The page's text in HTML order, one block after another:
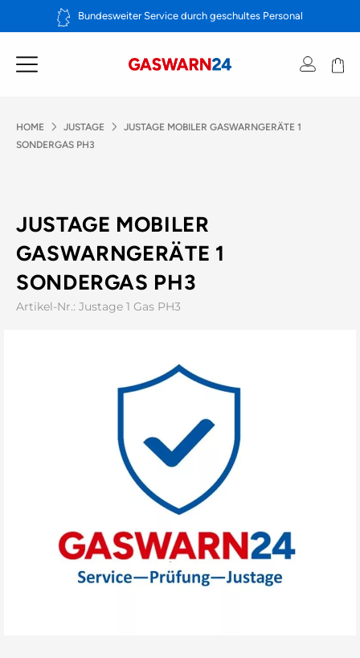
Inhalt
Bundesweiter Service durch geschultes Personal
HOME JUSTAGE
JUSTAGE MOBILER GASWARNGERÄTE 1
SONDERGAS PH3
JUSTAGE MOBILER
GASWARNGERÄTE 1
SONDERGAS PH3
Artikel-Nr.: Justage 1 Gas PH3